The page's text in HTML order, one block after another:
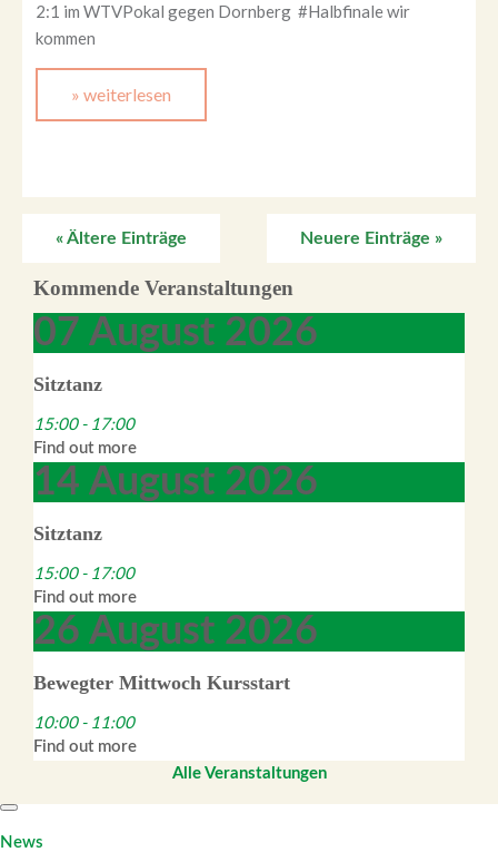
2:1 im WTVPokal gegen Dornberg #Halbfinale wir
kommen
» weiterlesen
« Ältere Einträge Neuere Einträge »
Kommende Veranstaltungen
07 August 2026
Sitztanz
15:00 - 17:00
Find out more
14 August 2026
Sitztanz
15:00 - 17:00
Find out more
26 August 2026
Bewegter Mittwoch Kursstart
10:00 - 11:00
Find out more
Alle Veranstaltungen
News